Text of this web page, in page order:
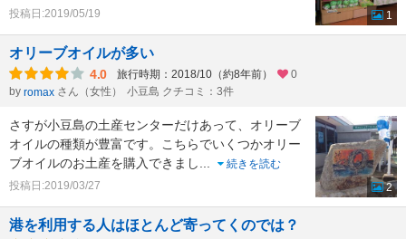
投稿日:2019/05/19
1
オリーブオイルが多い
4.0 旅行時期：2018/10（約8年前）
0
by romax さん（女性） 小豆島 クチコミ：3件
さすが小豆島の土産センターだけあって、オリーブ
オイルの種類が豊富です。こちらでいくつかオリー
ブオイルのお土産を購入できまし
続きを読む
投稿日:2019/03/27
2
港を利用する人はほとんど寄ってくのでは？